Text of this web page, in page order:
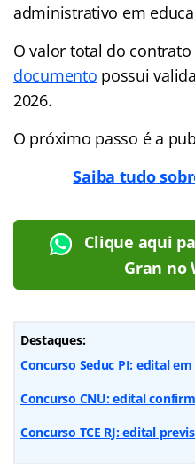
administrativo em
O valor total do contrato
documento possui
2026.
O próximo passo é a
Saiba tudo
Clique aqui
Gran no
Destaques:
Concurso Seduc PI: edital
Concurso CNU: edital
Concurso TCE RJ: edital